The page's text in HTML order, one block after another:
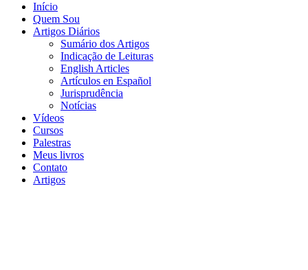
Início
Quem Sou
Artigos Diários
Sumário dos Artigos
Indicação de Leituras
English Articles
Artículos en Español
Jurisprudência
Notícias
Vídeos
Cursos
Palestras
Meus livros
Contato
Artigos